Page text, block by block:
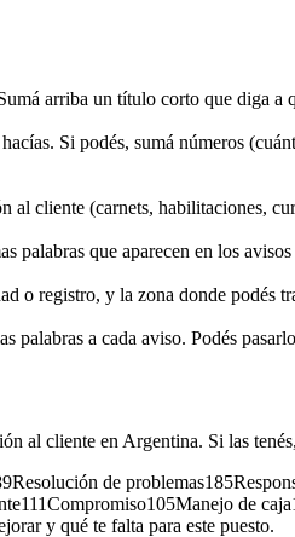
arriba un título corto que diga a
Si podés, sumá números
cliente (carnets, habilitaciones,
palabras que aparecen en los
o registro, y la zona donde podés
palabras a cada aviso. Podés
al cliente en Argentina. Si las
Resolución de problemas185
111Compromiso105Manejo de caja
y qué te falta para este puesto.